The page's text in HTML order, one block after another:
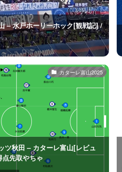
– 水戸ホーリーホック[観戦記] /
カターレ富山2025
ツ秋田 – カターレ富山[レビュ
先取やちゃ